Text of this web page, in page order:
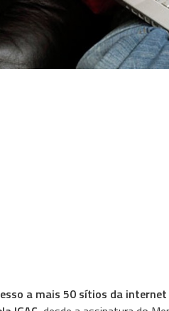
a mais 50 sítios da internet